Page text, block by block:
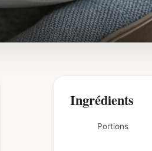
Ingrédients
Portions